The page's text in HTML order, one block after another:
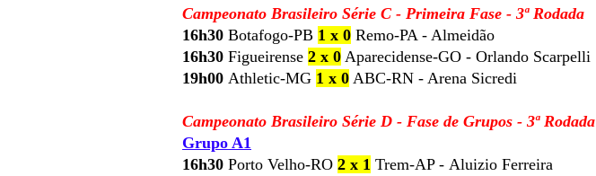
Campeonato Brasileiro Série C - Primeira Fase - 3ª Rodada
16h30 Botafogo-PB 1 x 0 Remo-PA - Almeidão
16h30 Figueirense 2 x 0 Aparecidense-GO - Orlando Scarpelli
19h00 Athletic-MG 1 x 0 ABC-RN - Arena Sicredi
Campeonato Brasileiro Série D - Fase de Grupos - 3ª Rodada
Grupo A1
16h30 Porto Velho-RO 2 x 1 Trem-AP - Aluizio Ferreira